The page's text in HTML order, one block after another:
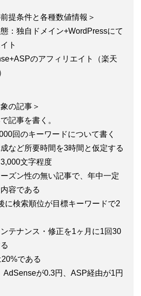
提条件と各種数値情報＞
：独自ドメイン+WordPressにて
ト
のアフィリエイト（楽天
の記事＞
記事を書く。
回のキーワードについて書く
など所要時間を3時間と仮定する
文字程度
ズン性の無い記事で、年中一定
容である
に検索順位が目標キーワードで2
ンテナンス・修正を1ヶ月に1回30
である
AdSenseが0.3円、ASP経由が1円